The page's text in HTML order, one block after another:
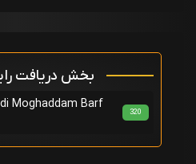
بخش دریافت
320